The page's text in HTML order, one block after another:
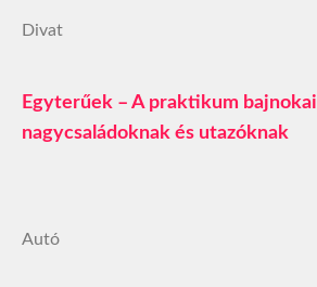
Divat
Egyterűek – A praktikum bajnokai
nagycsaládoknak és utazóknak
Autó